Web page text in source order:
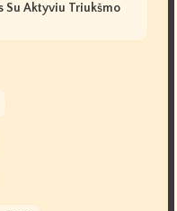
Su Aktyviu Triukšmo